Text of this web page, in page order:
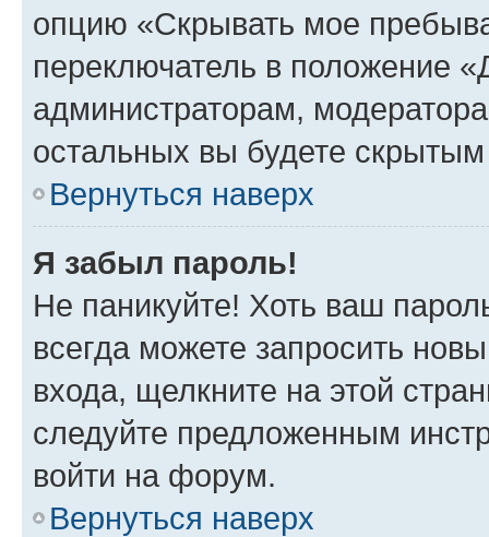
опцию «Скрывать мое
переключатель в положение
администраторам,
остальных вы будете
Вернуться наверх
Я забыл пароль!
Не паникуйте! Хоть ваш
всегда можете запросить
входа, щелкните на этой
следуйте предложенным
войти на форум.
Вернуться наверх